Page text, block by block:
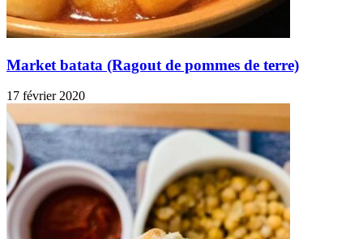
Market batata (Ragout de pommes de terre)
17 février 2020